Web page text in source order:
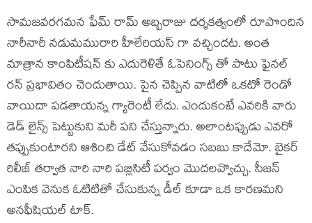
సామజవరగమన ఫేమ్ రామ్ అబ్బరాజు దర్శకత్వంలో రూపొందిన
నారీనారీ నడుమమురారి హీలేరియస్ గా వచ్చిందట. అంత
మాత్రాన కాంపిటీషన్ కు ఎదురెళితే ఓపెనింగ్స్ తో పాటు ఫైనల్
రన్ ప్రభావితం చెందుతాయి. పైన చెప్పిన వాటిలో ఒకటో రెండో
వాయిదా పడతాయన్న గ్యారెంటీ లేదు. ఎందుకంటే ఎవరికి వారు
డెడ్ లైన్స్ పెట్టుకుని మరీ పని చేస్తున్నారు. అలాంటప్పుడు ఎవరో
తప్పుకుంటారని ఆశించి డేట్ వేసుకోవడం సబబు కాదేమో. బైకర్
రిలీజ్ తర్వాత నారి నారి పబ్లిసిటీ పర్వం మొదలవ్వొచ్చు. సీజన్
ఎంపిక వెనుక ఓటిటితో చేసుకున్న డీల్ కూడా ఒక కారణమని
అనఫీషియల్ టాక్.